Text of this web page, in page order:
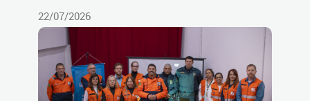
22/07/2026